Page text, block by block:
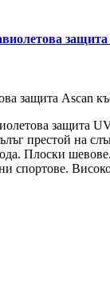
защита Ascan
защита
престой на
Плоски
спортове.